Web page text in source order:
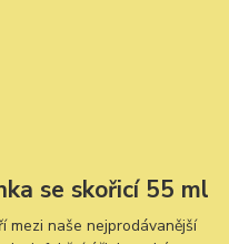
se skořicí 55 ml
mezi naše nejprodávanější